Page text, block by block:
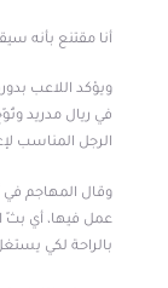
أنا مقتنع بأنه
ويؤكد اللاعب
الرجل المناسب
عمل فيها، أي بثّ
بالراحة لكي